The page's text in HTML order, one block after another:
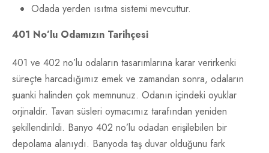
Odada yerden ısıtma sistemi mevcuttur.
401 No’lu Odamızın Tarihçesi
401 ve 402 no’lu odaların tasarımlarına karar verirkenki
süreçte harcadığımız emek ve zamandan sonra, odaların
şuanki halinden çok memnunuz. Odanın içindeki oyuklar
orjinaldir. Tavan süsleri oymacımız tarafından yeniden
şekillendirildi. Banyo 402 no’lu odadan erişilebilen bir
depolama alanıydı. Banyoda taş duvar olduğunu fark